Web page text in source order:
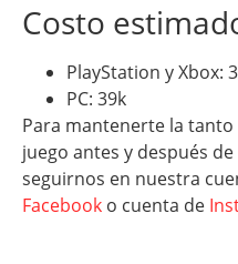
Costo
PlayStation y Xbox:
PC: 39k
Para mantenerte la
juego antes y después
seguirnos en nuestra
Facebook o cuenta de